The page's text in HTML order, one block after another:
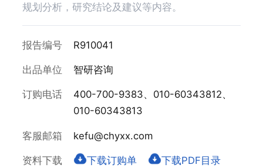
规划分析，研究结论及建议等内容。
报告编号 R910041
出品单位 智研咨询
订购电话
400-700-9383、010-60343812、
010-60343813
客服邮箱 kefu@chyxx.com
资料下载 下载订购单 下载PDF目录